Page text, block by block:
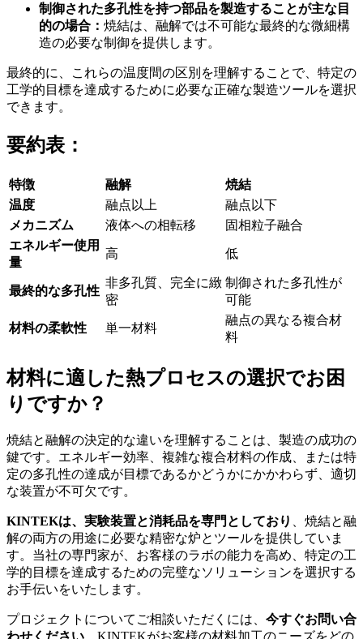
制御された多孔性を持つ部品を製造することが主な目
的の場合： 焼結は、融解では不可能な最終的な微細構
造の必要な制御を提供します。
最終的に、これらの温度間の区別を理解することで、特定の
工学的目標を達成するために必要な正確な製造ツールを選択
できます。
要約表：
特徴 融解
焼結
温度
融点以上
融点以下
メカニズム
液体への相転移
固相粒子融合
エネルギー使用
量
高 低
最終的な多孔性
非多孔質、完全に緻
密
制御された多孔性が
可能
材料の柔軟性 単一材料
融点の異なる複合材
料
材料に適した熱プロセスの選択でお困
りですか？
焼結と融解の決定的な違いを理解することは、製造の成功の
鍵です。エネルギー効率、複雑な複合材料の作成、または特
定の多孔性の達成が目標であるかどうかにかかわらず、適切
な装置が不可欠です。
KINTEKは、実験装置と消耗品を専門としており 、焼結と融
解の両方の用途に必要な精密な炉とツールを提供していま
す。当社の専門家が、お客様のラボの能力を高め、特定の工
学的目標を達成するための完璧なソリューションを選択する
お手伝いをいたします。
プロジェクトについてご相談いただくには、 今すぐお問い合